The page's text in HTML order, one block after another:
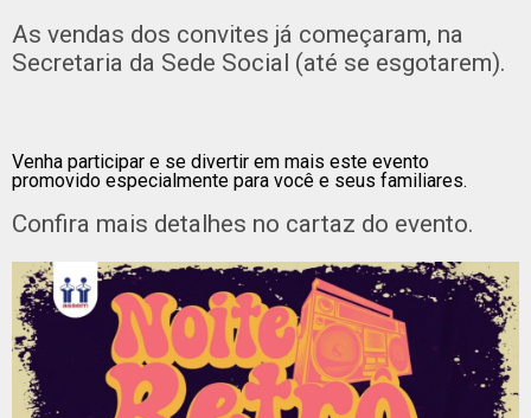
As vendas dos convites já começaram, na
Secretaria da Sede Social (até se esgotarem).
Venha participar e se divertir em mais este evento
promovido especialmente para você e seus familiares.
Confira mais detalhes no cartaz do evento.